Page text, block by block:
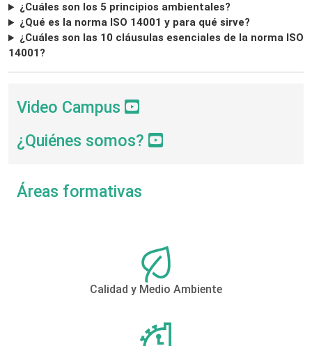
¿Cuáles son los 5 principios ambientales?
¿Qué es la norma ISO 14001 y para qué sirve?
¿Cuáles son las 10 cláusulas esenciales de la norma ISO
14001?
Video Campus
¿Quiénes somos?
Áreas formativas
Calidad y Medio Ambiente